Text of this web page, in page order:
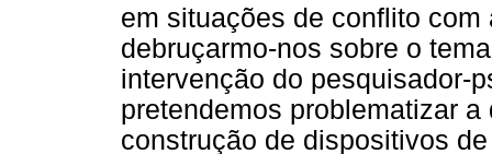
em situações de conflito
debruçarmo-nos sobre o
intervenção do pesquisador-
pretendemos problematizar
construção de dispositivos